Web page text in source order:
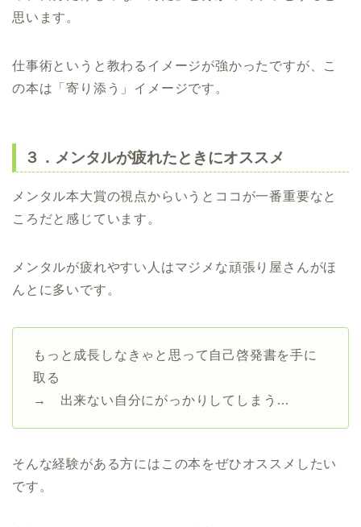
思います。
仕事術というと教わるイメージが強かったですが、こ
の本は「寄り添う」イメージです。
３．メンタルが疲れたときにオススメ
メンタル本大賞の視点からいうとココが一番重要なと
ころだと感じています。
メンタルが疲れやすい人はマジメな頑張り屋さんがほ
んとに多いです。
もっと成長しなきゃと思って自己啓発書を手に
取る
→ 出来ない自分にがっかりしてしまう…
そんな経験がある方にはこの本をぜひオススメしたい
です。